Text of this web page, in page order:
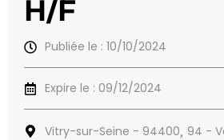
H/F
Publiée le : 10/10/2024
Expire le : 09/12/2024
Vitry-sur-Seine - 94400, 94 -